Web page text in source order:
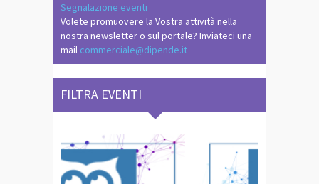
Segnalazione eventi
Volete promuovere la Vostra attività nella
nostra newsletter o sul portale? Inviateci una
mail commerciale@dipende.it
FILTRA EVENTI